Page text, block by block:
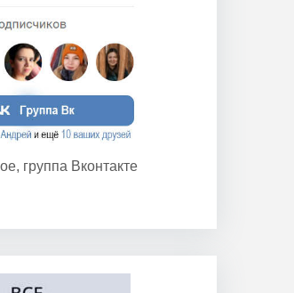
группа Вконтакте